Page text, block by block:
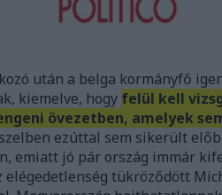
után a belga kormányfő
kiemelve, hogy felül kell
övezetben, amelyek
ezúttal sem sikerült
emiatt jó pár ország immár
elégedetlenség tükröződött